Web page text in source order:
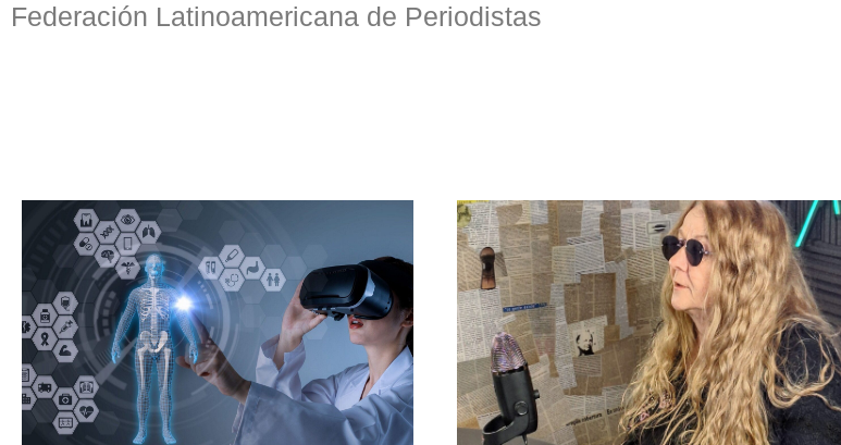
Federación Latinoamericana de Periodistas